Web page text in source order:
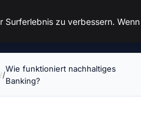
Wie funktioniert nachhaltiges
Banking?
Surferlebnis zu verbessern.